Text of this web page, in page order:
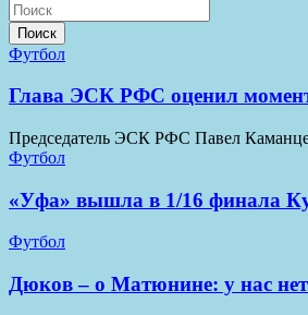
Поиск
Футбол
Глава ЭСК РФС оценил
Председатель ЭСК РФС Павел
Футбол
«Уфа» вышла в 1/16 финала
Футбол
Дюков – о Матюнине: у нас нет